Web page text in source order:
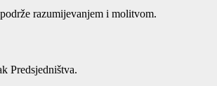
razumijevanjem i molitvom.
Predsjedništva.